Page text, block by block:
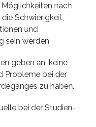
nach
Schwierigkeit,
und
sein werden
geben an, keine
Probleme bei der
zu haben.
bei der Studien-